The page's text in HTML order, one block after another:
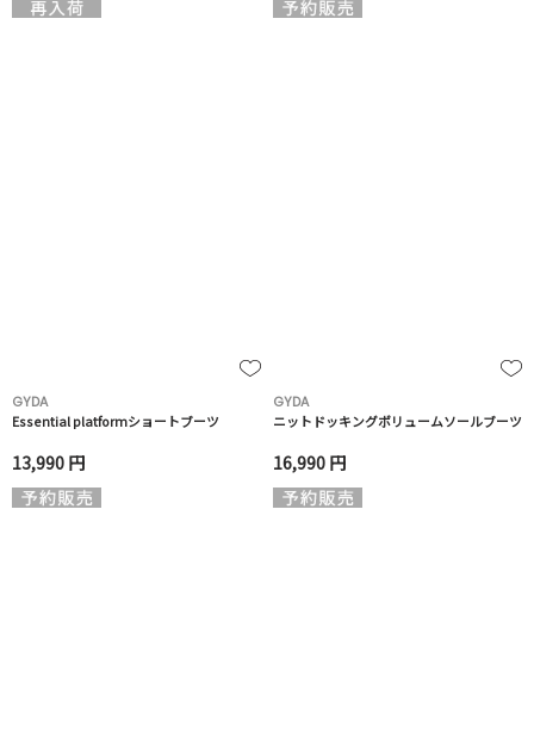
GYDA
Essential platformショートブーツ
13,990 円
GYDA
ニットドッキングボリュームソールブーツ
16,990 円